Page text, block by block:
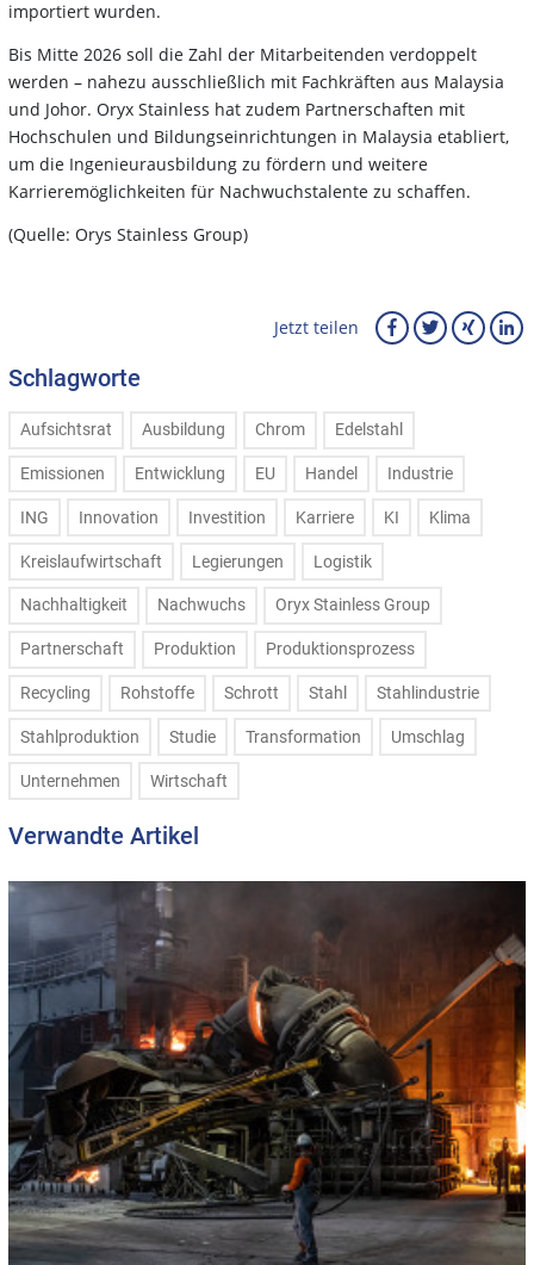
importiert wurden.
Bis Mitte 2026 soll die Zahl der Mitarbeitenden verdoppelt
werden – nahezu ausschließlich mit Fachkräften aus Malaysia
und Johor. Oryx Stainless hat zudem Partnerschaften mit
Hochschulen und Bildungseinrichtungen in Malaysia etabliert,
um die Ingenieurausbildung zu fördern und weitere
Karrieremöglichkeiten für Nachwuchstalente zu schaffen.
(Quelle: Orys Stainless Group)
Jetzt teilen
Schlagworte
Aufsichtsrat Ausbildung Chrom Edelstahl
Emissionen Entwicklung EU Handel Industrie
ING Innovation Investition Karriere KI Klima
Kreislaufwirtschaft Legierungen Logistik
Nachhaltigkeit Nachwuchs Oryx Stainless Group
Partnerschaft Produktion Produktionsprozess
Recycling Rohstoffe Schrott Stahl Stahlindustrie
Stahlproduktion Studie Transformation Umschlag
Unternehmen Wirtschaft
Verwandte Artikel